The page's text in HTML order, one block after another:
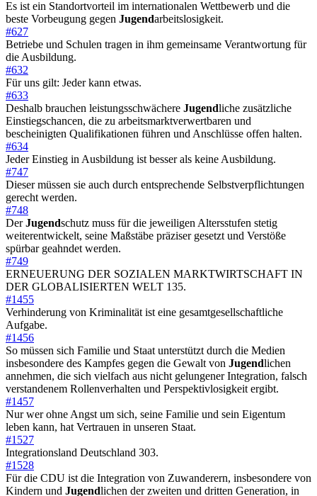
Es ist ein Standortvorteil im internationalen Wettbewerb und die
beste Vorbeugung gegen Jugendarbeitslosigkeit.
#627
Betriebe und Schulen tragen in ihm gemeinsame Verantwortung für
die Ausbildung.
#632
Für uns gilt: Jeder kann etwas.
#633
Deshalb brauchen leistungsschwächere Jugendliche zusätzliche
Einstiegschancen, die zu arbeitsmarktverwertbaren und
bescheinigten Qualifikationen führen und Anschlüsse offen halten.
#634
Jeder Einstieg in Ausbildung ist besser als keine Ausbildung.
#747
Dieser müssen sie auch durch entsprechende Selbstverpflichtungen
gerecht werden.
#748
DerJugendschutz muss für die jeweiligen Altersstufen stetig
weiterentwickelt, seine Maßstäbe präziser gesetzt und Verstöße
spürbar geahndet werden.
#749
ERNEUERUNG DER SOZIALEN MARKTWIRTSCHAFT IN
DER GLOBALISIERTEN WELT 135.
#1455
Verhinderung von Kriminalität ist eine gesamtgesellschaftliche
Aufgabe.
#1456
So müssen sich Familie und Staat unterstützt durch die Medien
insbesondere des Kampfes gegen die Gewalt von Jugendlichen
annehmen, die sich vielfach aus nicht gelungener Integration, falsch
verstandenem Rollenverhalten und Perspektivlosigkeit ergibt.
#1457
Nur wer ohne Angst um sich, seine Familie und sein Eigentum
leben kann, hat Vertrauen in unseren Staat.
#1527
Integrationsland Deutschland 303.
#1528
Für die CDU ist die Integration von Zuwanderern, insbesondere von
Kindern und Jugendlichen der zweiten und dritten Generation, in